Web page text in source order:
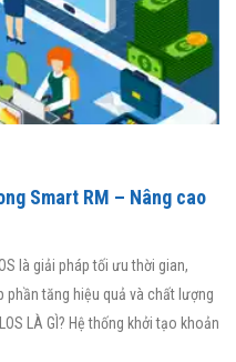
Smart RM – Nâng cao
là giải pháp tối ưu thời gian,
tăng hiệu quả và chất lượng
LÀ GÌ? Hệ thống khởi tạo khoản